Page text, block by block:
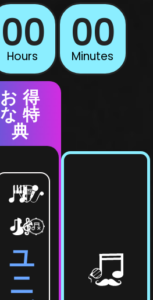
00
Hours 00
Minutes
お得
な特
典
ユ
ニ